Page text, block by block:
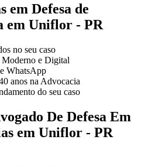
em Defesa de
em Uniflor - PR
no seu caso
e Digital
WhatsApp
anos na Advocacia
do seu caso
De Defesa Em
em Uniflor - PR